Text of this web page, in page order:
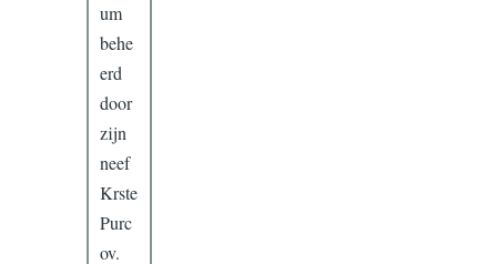
um
behe
erd
door
zijn
neef
Krste
Purc
ov.